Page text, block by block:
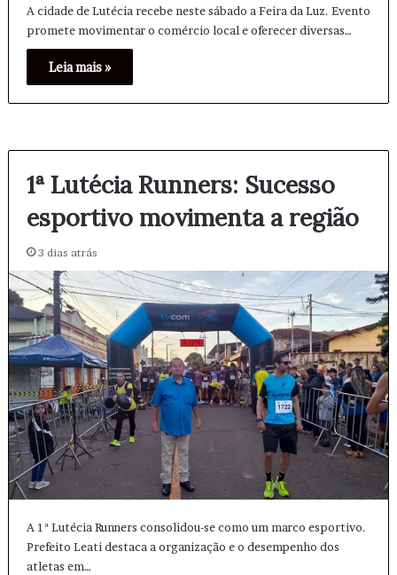
A cidade de Lutécia recebe neste sábado a Feira da Luz. Evento
promete movimentar o comércio local e oferecer diversas…
Leia mais »
1ª Lutécia Runners: Sucesso
esportivo movimenta a região
3 dias atrás
A 1ª Lutécia Runners consolidou-se como um marco esportivo.
Prefeito Leati destaca a organização e o desempenho dos
atletas em…